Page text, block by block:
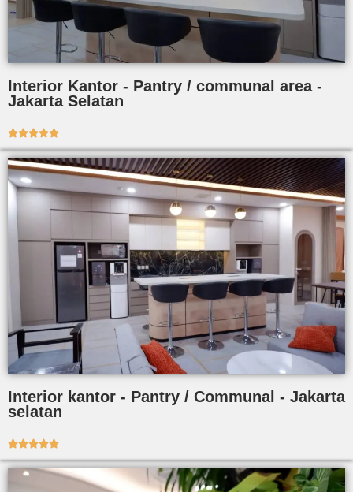
Interior Kantor - Pantry / communal area -
Jakarta Selatan

Interior kantor - Pantry / Communal - Jakarta
selatan
